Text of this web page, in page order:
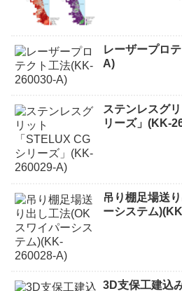
レーザープロ
A)
ステンレスグ
リーズ」(KK-
吊り棚足場送
ーシステム
3D支保工建込